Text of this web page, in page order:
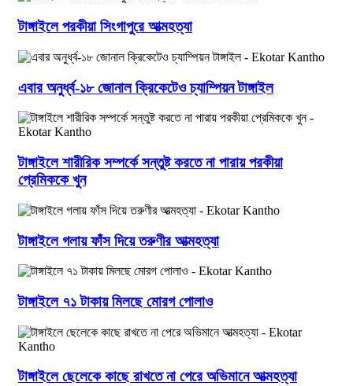
টাঙ্গাইলে পরকীয়া সিংগাপুরে আত্মহত্যা
এবার অনুর্ধ্ব-১৮ জোনাল ক্রিকেটেও চ্যাম্পিয়ন টাঙ্গাইল
টাঙ্গাইলে শারীরিক সম্পর্কে সন্তুষ্ট করতে না পারায় পরকীয়া
প্রেমিককে খুন
টাঙ্গাইলে গলায় ফাঁস দিয়ে তরুণীর আত্মহত্যা
টাঙ্গাইলে ৭১ টাকায় মিলছে মোরগ পোলাও
টাঙ্গাইলে ছেলেকে কাছে রাখতে না পেরে অভিমানে আত্মহত্যা